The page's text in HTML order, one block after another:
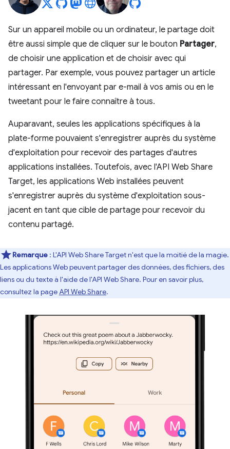
Sur un appareil mobile ou un ordinateur, le partage doit
être aussi simple que de cliquer sur le bouton Partager,
de choisir une application et de choisir avec qui
partager. Par exemple, vous pouvez partager un article
intéressant en l'envoyant par e-mail à vos amis ou en le
tweetant pour le faire connaître à tous.
Auparavant, seules les applications spécifiques à la
plate-forme pouvaient s'enregistrer auprès du système
d'exploitation pour recevoir des partages d'autres
applications installées. Toutefois, avec l'API Web Share
Target, les applications Web installées peuvent
s'enregistrer auprès du système d'exploitation sous-
jacent en tant que cible de partage pour recevoir du
contenu partagé.
Remarque : L'API Web Share Target n'est que la moitié de la magie.
Les applications Web peuvent partager des données, des fichiers, des
liens ou du texte à l'aide de l'API Web Share. Pour en savoir plus,
consultez la pageAPI Web Share.